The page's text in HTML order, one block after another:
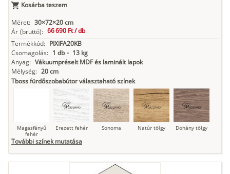
Kosárba teszem
Méret: 30×72×20 cm
Ár (bruttó): 66 690 Ft /db
Termékkód: PIXIFA20KB
Csomagolás: 1 db - 13 kg
Anyag: Vákuumpréselt MDF és laminált lapok
Mélység: 20 cm
Tboss fürdőszobabútor választaható színek
Magasfényű
fehér
Erezett fehér Sonoma Natúr tölgy Dohány tölgy
További színek mutatása